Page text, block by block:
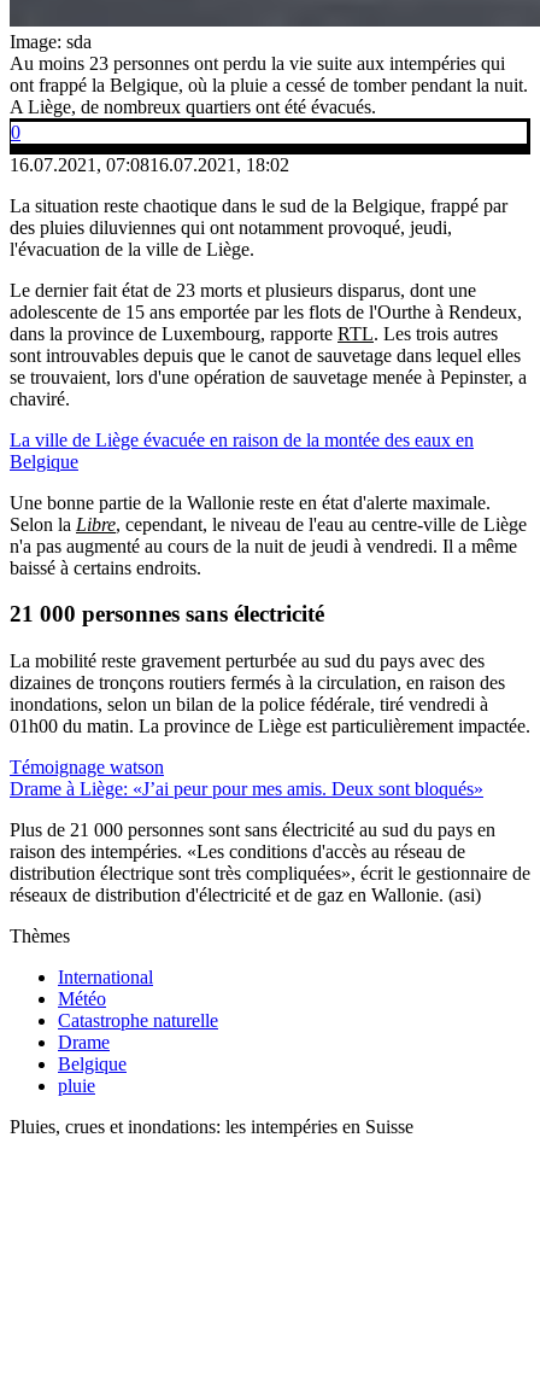
Image: sda
Au moins 23 personnes ont perdu la vie suite aux intempéries qui
ont frappé la Belgique, où la pluie a cessé de tomber pendant la nuit.
A Liège, de nombreux quartiers ont été évacués.
0
16.07.2021, 07:0816.07.2021, 18:02
La situation reste chaotique dans le sud de la Belgique, frappé par
des pluies diluviennes qui ont notamment provoqué, jeudi,
l'évacuation de la ville de Liège.
Le dernier fait état de 23 morts et plusieurs disparus, dont une
adolescente de 15 ans emportée par les flots de l'Ourthe à Rendeux,
dans la province de Luxembourg, rapporte RTL. Les trois autres
sont introuvables depuis que le canot de sauvetage dans lequel elles
se trouvaient, lors d'une opération de sauvetage menée à Pepinster, a
chaviré.
La ville de Liège évacuée en raison de la montée des eaux en
Belgique
Une bonne partie de la Wallonie reste en état d'alerte maximale.
Selon la Libre, cependant, le niveau de l'eau au centre-ville de Liège
n'a pas augmenté au cours de la nuit de jeudi à vendredi. Il a même
baissé à certains endroits.
21 000 personnes sans électricité
La mobilité reste gravement perturbée au sud du pays avec des
dizaines de tronçons routiers fermés à la circulation, en raison des
inondations, selon un bilan de la police fédérale, tiré vendredi à
01h00 du matin. La province de Liège est particulièrement impactée.
Témoignage watson
Drame à Liège: «J’ai peur pour mes amis. Deux sont bloqués»
Plus de 21 000 personnes sont sans électricité au sud du pays en
raison des intempéries. «Les conditions d'accès au réseau de
distribution électrique sont très compliquées», écrit le gestionnaire de
réseaux de distribution d'électricité et de gaz en Wallonie. (asi)
Thèmes
International
Météo
Catastrophe naturelle
Drame
Belgique
pluie
Pluies, crues et inondations: les intempéries en Suisse